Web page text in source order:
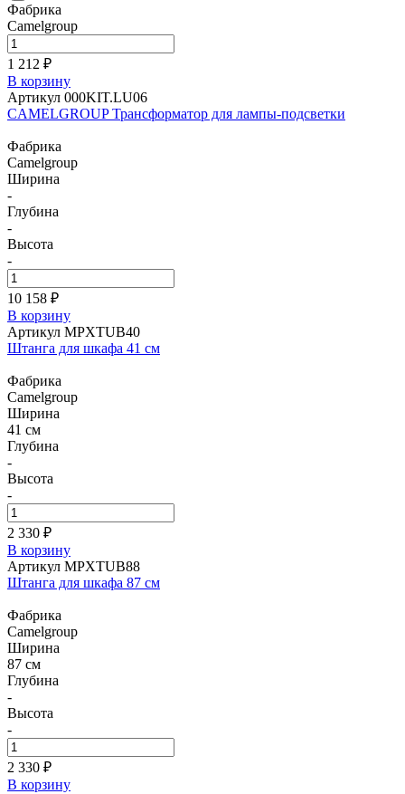
Фабрика
Camelgroup
1 212 ₽
В корзину
Артикул 000KIT.LU06
CAMELGROUP Трансформатор для лампы-подсветки
Фабрика
Camelgroup
Ширина
-
Глубина
-
Высота
-
10 158 ₽
В корзину
Артикул MPXTUB40
Штанга для шкафа 41 см
Фабрика
Camelgroup
Ширина
41 см
Глубина
-
Высота
-
2 330 ₽
В корзину
Артикул MPXTUB88
Штанга для шкафа 87 см
Фабрика
Camelgroup
Ширина
87 см
Глубина
-
Высота
-
2 330 ₽
В корзину